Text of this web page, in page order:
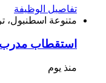
تفاصيل الوظيفة
متنوعة اسطنبول،
استقطاب
منذ يوم